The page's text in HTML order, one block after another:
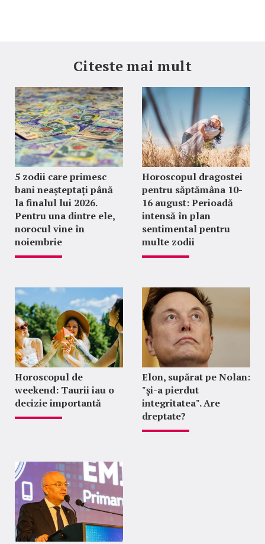
Citeste mai mult
5 zodii care primesc
bani neașteptați până
la finalul lui 2026.
Pentru una dintre ele,
norocul vine în
noiembrie
Horoscopul dragostei
pentru săptămâna 10-
16 august: Perioadă
intensă în plan
sentimental pentru
multe zodii
Horoscopul de
weekend: Taurii iau o
decizie importantă
Elon, supărat pe Nolan:
"şi-a pierdut
integritatea". Are
dreptate?